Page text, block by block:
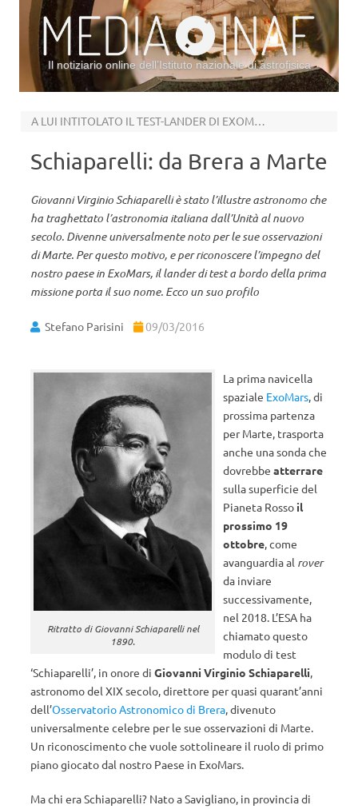
Il notiziario online dell’Istituto nazionale di astrofisica
A LUI INTITOLATO IL TEST-LANDER DI EXOMARS
Schiaparelli: da Brera a Marte
Giovanni Virginio Schiaparelli è stato l’illustre astronomo che
ha traghettato l’astronomia italiana dall’Unità al nuovo
secolo. Divenne universalmente noto per le sue osservazioni
di Marte. Per questo motivo, e per riconoscere l’impegno del
nostro paese in ExoMars, il lander di test a bordo della prima
missione porta il suo nome. Ecco un suo profilo
Stefano Parisini 09/03/2016
Ritratto di Giovanni Schiaparelli nel
1890.
La prima navicella
spaziale ExoMars, di
prossima partenza
per Marte, trasporta
anche una sonda che
dovrebbeatterrare
sulla superficie del
Pianeta Rosso il
prossimo 19
ottobre, come
avanguardia al rover
da inviare
successivamente,
nel 2018. L’ESA ha
chiamato questo
modulo di test
‘Schiaparelli’, in onore di Giovanni Virginio Schiaparelli,
astronomo del XIX secolo, direttore per quasi quarant’anni
dell’Osservatorio Astronomico di Brera, divenuto
universalmente celebre per le sue osservazioni di Marte.
Un riconoscimento che vuole sottolineare il ruolo di primo
piano giocato dal nostro Paese in ExoMars.
Ma chi era Schiaparelli? Nato a Savigliano, in provincia di